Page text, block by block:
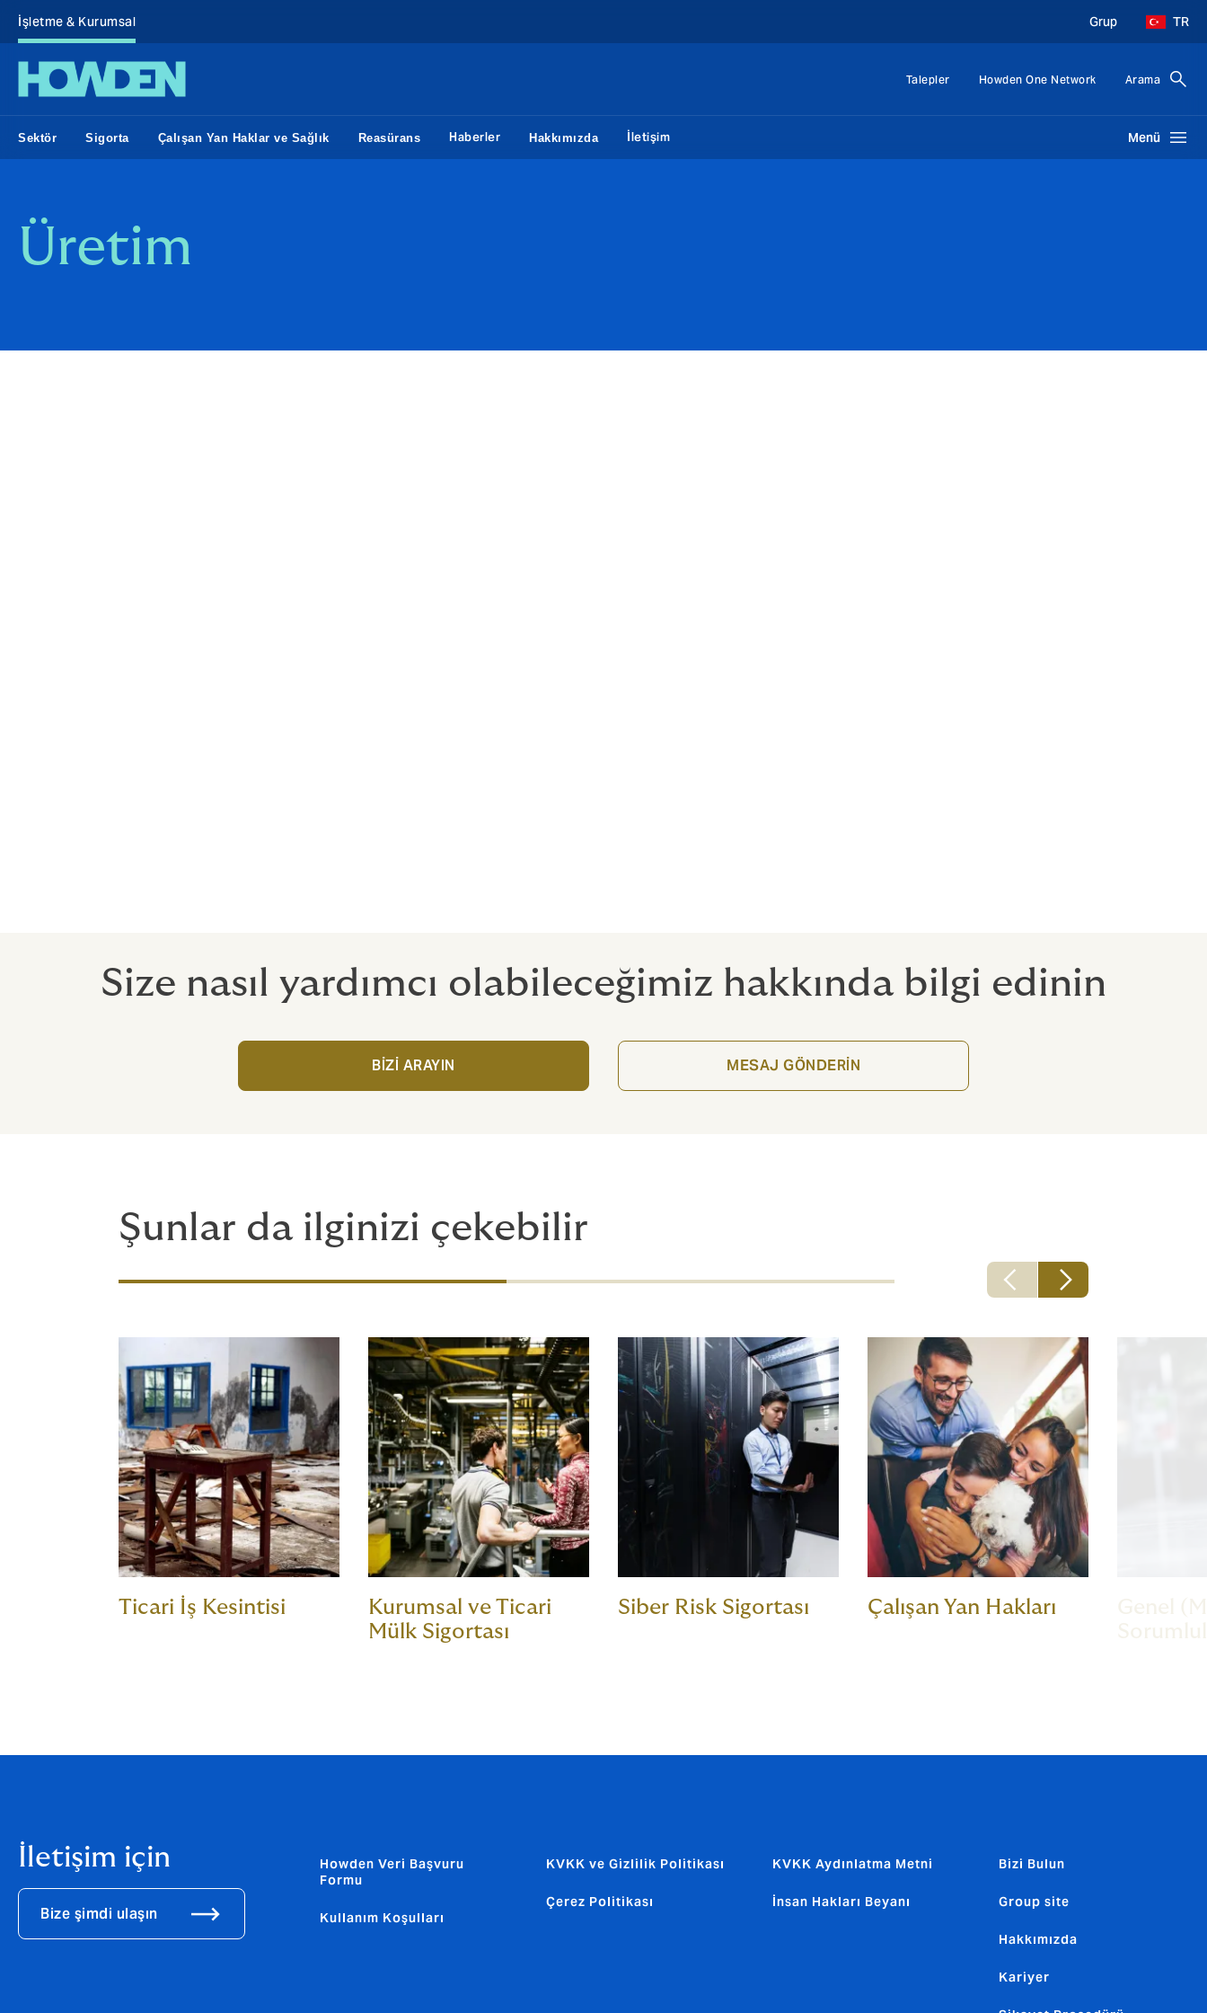
İşletme & Kurumsal Grup TR
Talepler Howden One Network Arama
Sektör Sigorta Çalışan Yan Haklar ve Sağlık Reasürans Haberler Hakkımızda İletişim Menü
Üretim
Size nasıl yardımcı olabileceğimiz hakkında bilgi edinin
BİZİ ARAYIN MESAJ GÖNDERİN
Şunlar da ilginizi çekebilir
Ticari İş Kesintisi
Kurumsal ve Ticari
Mülk Sigortası
Siber Risk Sigortası Çalışan Yan Hakları
İletişim için
Bize şimdi ulaşın
Howden Veri Başvuru
Formu
Kullanım Koşulları
KVKK ve Gizlilik Politikası
Çerez Politikası
KVKK Aydınlatma Metni
İnsan Hakları Beyanı
Bizi Bulun
Group site
Hakkımızda
Kariyer